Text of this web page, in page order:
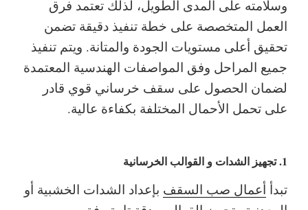
وسلامته على المدى الطويل، لذلك تعتمد فرق
العمل المتخصصة على خطة تنفيذ دقيقة تضمن
تحقيق أعلى مستويات الجودة والمتانة. ويتم تنفيذ
جميع المراحل وفق المواصفات الهندسية المعتمدة
لضمان الحصول على سقف خرساني قوي قادر
على تحمل الأحمال المختلفة بكفاءة عالية.
1. تجهيز الشدات و القوالب الخرسانية
تبدأ أعمال صب السقف بإعداد الشدات الخشبية أو